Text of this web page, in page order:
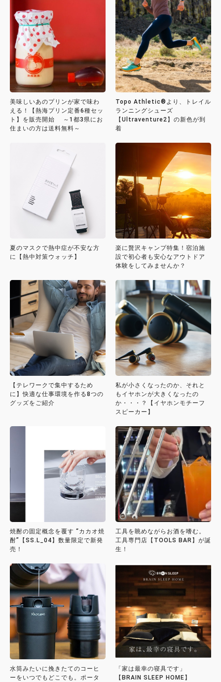
美味しいあのプリンが家で味わ
える！【熱海プリン定番6種セッ
ト】を販売開始 ～1都3県にお
住まいの方は送料無料～
Topo Athletic®より、トレイル
ランニングシューズ
【Ultraventure2】の新色が到
着
夏のマスクで熱中症が不安な方
に【熱中対策ウォッチ】
楽に贅沢キャンプ特集！宿泊施
設で初心者も安心なアウトドア
体験をしてみませんか？
【テレワークで集中するため
に】快適な仕事環境を作る8つの
グッズをご紹介
私が小さくなったのか、それと
もイヤホンが大きくなったの
か・・・？【イヤホンモチーフ
スピーカー】
焼酎の固定概念を覆す “カカオ焼
酎”【SS.L_04】数量限定で新発
売！
工具を眺めながらお酒を嗜む。
工具専門店【TOOLS BAR】が誕
生！
水筒みたいに挽きたてのコーヒ
ーをいつでもどこでも。ポータ
「家は最幸の寝具です」
【BRAIN SLEEP HOME】